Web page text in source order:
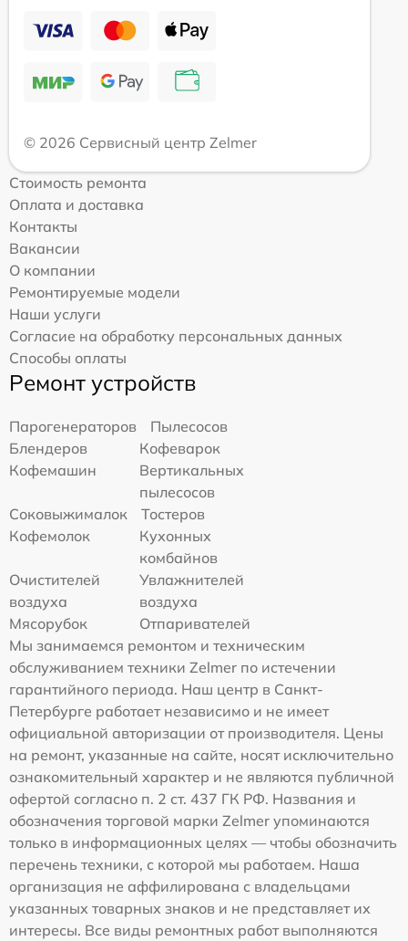
© 2026 Сервисный центр Zelmer
Стоимость ремонта
Оплата и доставка
Контакты
Вакансии
О компании
Ремонтируемые модели
Наши услуги
Согласие на обработку персональных данных
Способы оплаты
Ремонт устройств
Парогенераторов
Пылесосов
Блендеров
Кофеварок
Кофемашин
Вертикальных
пылесосов
Соковыжималок
Тостеров
Кофемолок
Кухонных
комбайнов
Очистителей
воздуха
Увлажнителей
воздуха
Мясорубок
Отпаривателей
Мы занимаемся ремонтом и техническим
обслуживанием техники Zelmer по истечении
гарантийного периода. Наш центр в Санкт-
Петербурге работает независимо и не имеет
официальной авторизации от производителя. Цены
на ремонт, указанные на сайте, носят исключительно
ознакомительный характер и не являются публичной
офертой согласно п. 2 ст. 437 ГК РФ. Названия и
обозначения торговой марки Zelmer упоминаются
только в информационных целях — чтобы обозначить
перечень техники, с которой мы работаем. Наша
организация не аффилирована с владельцами
указанных товарных знаков и не представляет их
интересы. Все виды ремонтных работ выполняются